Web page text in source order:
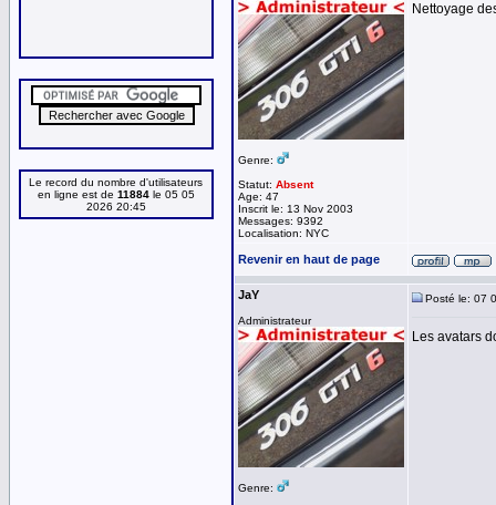
Le record du nombre d'utilisateurs
en ligne est de 11884 le 05 05
2026 20:45
Genre:
Statut: Absent
Age: 47
Inscrit le: 13 Nov 2003
Messages: 9392
Localisation: NYC
Nettoyage
Revenir en haut de page
JaY
Administrateur
Genre:
Posté le: 07
Les avatars